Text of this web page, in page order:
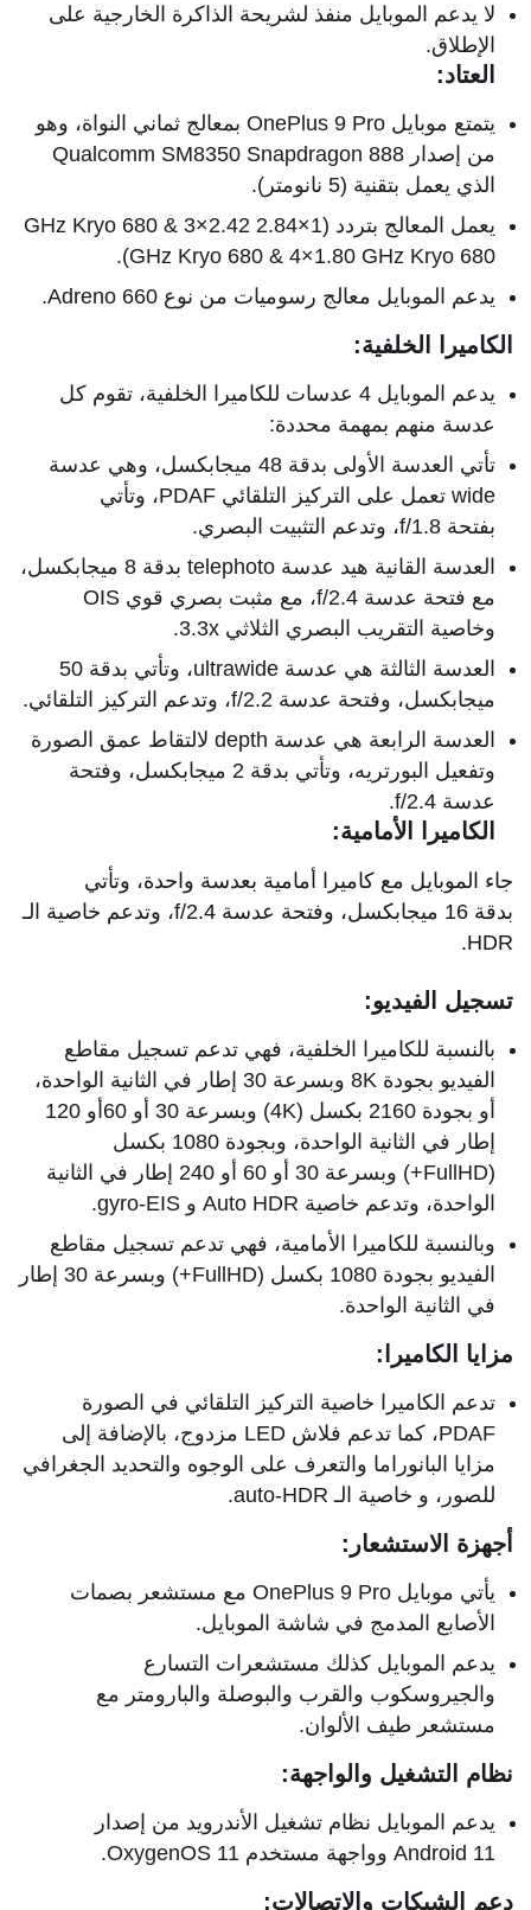
لا يدعم الموبايل منفذ لشريحة الذاكرة الخارجية على
الإطلاق.
العتاد:
يتمتع موبايل OnePlus 9 Pro بمعالج ثماني النواة، وهو
الذي يعمل بتقنية (5 نانومتر).
يعمل المعالج بتردد (1×2.84 GHz Kryo 680 & 3×2.42
GHz Kryo 680 & 4×1.80 GHz Kryo 680).
يدعم الموبايل معالج رسوميات من نوع Adreno 660.
الكاميرا الخلفية:
يدعم الموبايل 4 عدسات للكاميرا الخلفية، تقوم كل
عدسة منهم بمهمة محددة:
تأتي العدسة الأولى بدقة 48 ميجابكسل، وهي عدسة
wide تعمل على التركيز التلقائي PDAF، وتأتي
بفتحة f/1.8، وتدعم التثبيت البصري.
العدسة القانية هيد عدسة telephoto بدقة 8 ميجابكسل،
مع فتحة عدسة f/2.4، مع مثبت بصري قوي OIS
وخاصية التقريب البصري الثلاثي 3.3x.
العدسة الثالثة هي عدسة ultrawide، وتأتي بدقة 50
ميجابكسل، وفتحة عدسة f/2.2، وتدعم التركيز التلقائي.
العدسة الرابعة هي عدسة depth لالتقاط عمق الصورة
وتفعيل البورتريه، وتأتي بدقة 2 ميجابكسل، وفتحة
عدسة f/2.4.
الكاميرا الأمامية:
جاء الموبايل مع كاميرا أمامية بعدسة واحدة، وتأتي
بدقة 16 ميجابكسل، وفتحة عدسة f/2.4، وتدعم خاصية الـ
HDR.
تسجيل الفيديو:
بالنسبة للكاميرا الخلفية، فهي تدعم تسجيل مقاطع
الفيديو بجودة 8K وبسرعة 30 إطار في الثانية الواحدة،
أو بجودة 2160 بكسل (4K) وبسرعة 30 أو 60أو 120
إطار في الثانية الواحدة، وبجودة 1080 بكسل
(FullHD+) وبسرعة 30 أو 60 أو 240 إطار في الثانية
الواحدة، وتدعم خاصية Auto HDR و gyro-EIS.
وبالنسبة للكاميرا الأمامية، فهي تدعم تسجيل مقاطع
الفيديو بجودة 1080 بكسل (FullHD+) وبسرعة 30 إطار
في الثانية الواحدة.
مزايا الكاميرا:
تدعم الكاميرا خاصية التركيز التلقائي في الصورة
PDAF، كما تدعم فلاش LED مزدوج، بالإضافة إلى
مزايا البانوراما والتعرف على الوجوه والتحديد الجغرافي
للصور، و خاصية الـ auto-HDR.
أجهزة الاستشعار:
يأتي موبايل OnePlus 9 Pro مع مستشعر بصمات
الأصابع المدمج في شاشة الموبايل.
يدعم الموبايل كذلك مستشعرات التسارع
والجيروسكوب والقرب والبوصلة والبارومتر مع
مستشعر طيف الألوان.
نظام التشغيل والواجهة:
يدعم الموبايل نظام تشغيل الأندرويد من إصدار
Android 11 وواجهة مستخدم OxygenOS 11.
دعم الشبكات والاتصالات: